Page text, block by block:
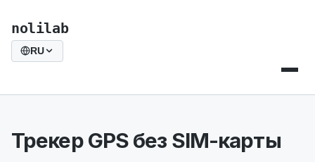
nolilab
RU
Трекер GPS без SIM-карты